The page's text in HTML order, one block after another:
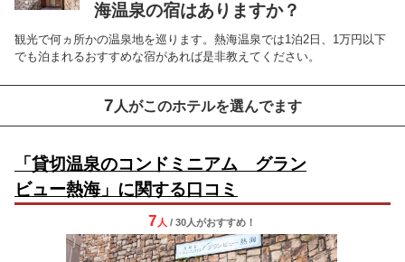
海温泉の宿はありますか？
観光で何ヵ所かの温泉地を巡ります。熱海温泉では1泊2日、1万円以下
でも泊まれるおすすめな宿があれば是非教えてください。
7 人がこのホテルを選んでます
「貸切温泉のコンドミニアム グラン
ビュー熱海」に関する口コミ
7 人 / 30人がおすすめ！